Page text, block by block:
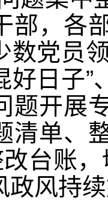
部，各
数党员
好日子
题开展
清单、
改台账
政风持